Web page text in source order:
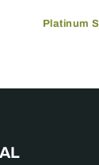
Platinum